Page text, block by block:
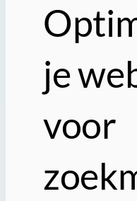
je
voor